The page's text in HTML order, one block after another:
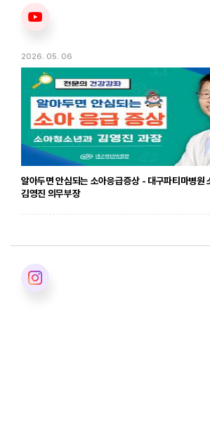
2026. 05. 06
알아두면 안심되는 소아응급증상 - 대구파티마병원
김영진 의무부장